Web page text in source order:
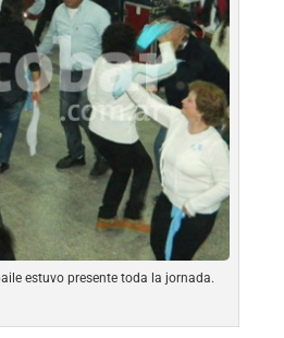
estuvo presente toda la jornada.